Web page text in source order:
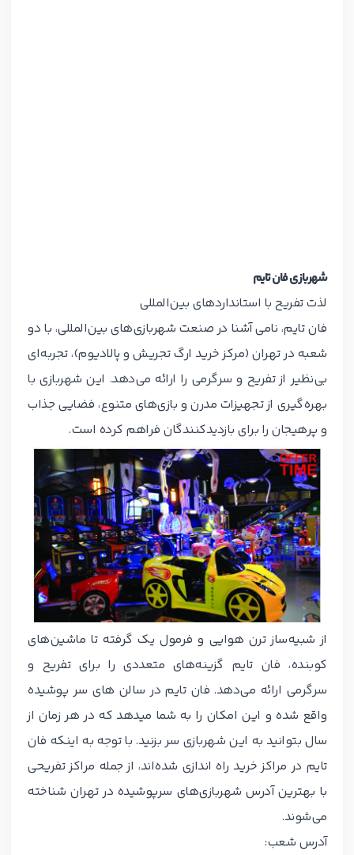
شهربازی فان تایم
لذت تفریح با استانداردهای بین‌المللی
فان تایم، نامی آشنا در صنعت شهربازی‌های بین‌المللی، با دو
شعبه در تهران (مرکز خرید ارگ تجریش و پالادیوم)، تجربه‌ای
بی‌نظیر از تفریح و سرگرمی را ارائه می‌دهد. این شهربازی با
بهره‌گیری از تجهیزات مدرن و بازی‌های متنوع، فضایی جذاب
و پرهیجان را برای بازدیدکنندگان فراهم کرده است.
از شبیه‌ساز ترن هوایی و فرمول یک گرفته تا ماشین‌های
کوبنده، فان تایم گزینه‌های متعددی را برای تفریح و
سرگرمی ارائه می‌دهد. فان تایم در سالن های سر پوشیده
واقع شده و این امکان را به شما میدهد که در هر زمان از
سال بتوانید به این شهربازی سر بزنید. با توجه به اینکه فان
تایم در مراکز خرید راه اندازی شده‌اند، از جمله مراکز تفریحی
با بهترین آدرس شهربازی‌های سرپوشیده در تهران شناخته
می‌شوند.
آدرس شعب: